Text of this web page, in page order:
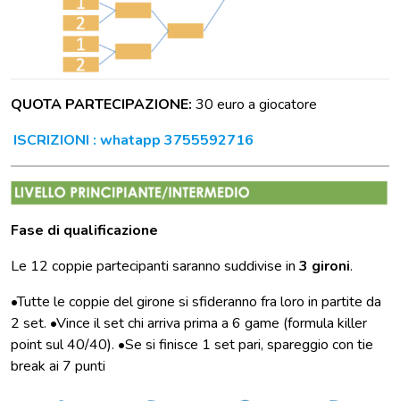
QUOTA PARTECIPAZIONE: 30 euro a giocatore
ISCRIZIONI : whatapp 3755592716
Fase di qualificazione
Le 12 coppie partecipanti saranno suddivise in 3 gironi.
•Tutte le coppie del girone si sfideranno fra loro in partite da
2 set. •Vince il set chi arriva prima a 6 game (formula killer
point sul 40/40). •Se si finisce 1 set pari, spareggio con tie
break ai 7 punti